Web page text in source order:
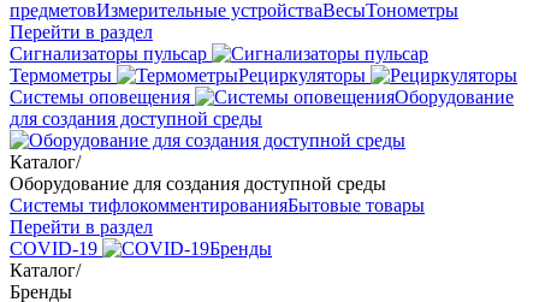
предметовИзмерительные устройстваВесыТонометры
Перейти в раздел
Сигнализаторы пульсар
Термометры
Рециркуляторы
Cистемы оповещения
Оборудование
для создания доступной среды
Каталог/
Оборудование для создания доступной среды
Системы тифлокомментированияБытовые товары
Перейти в раздел
COVID-19
Бренды
Каталог/
Бренды